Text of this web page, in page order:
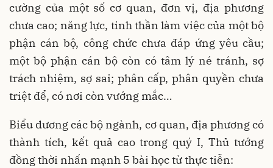
cường của một số cơ quan, đơn vị, địa phương
chưa cao; năng lực, tinh thần làm việc của một bộ
phận cán bộ, công chức chưa đáp ứng yêu cầu;
một bộ phận cán bộ còn có tâm lý né tránh, sợ
trách nhiệm, sợ sai; phân cấp, phân quyền chưa
triệt để, có nơi còn vướng mắc…
Biểu dương các bộ ngành, cơ quan, địa phương có
thành tích, kết quả cao trong quý I, Thủ tướng
đồng thời nhấn mạnh 5 bài học từ thực tiễn: